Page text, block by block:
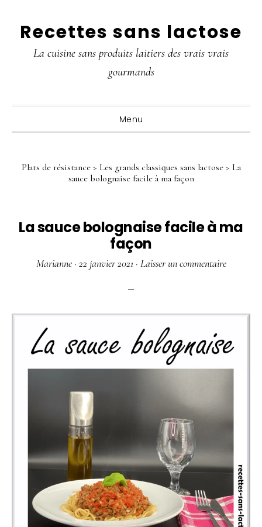
au
contenu
principale
Recettes sans lactose
La cuisine sans produits laitiers des vrais vrais
gourmands
Menu
Plats de résistance> Les grands classiques sans lactose> La
sauce bolognaise facile à ma façon
La sauce bolognaise facile à ma
façon
Marianne· 22 janvier 2021 · Laisser un commentaire